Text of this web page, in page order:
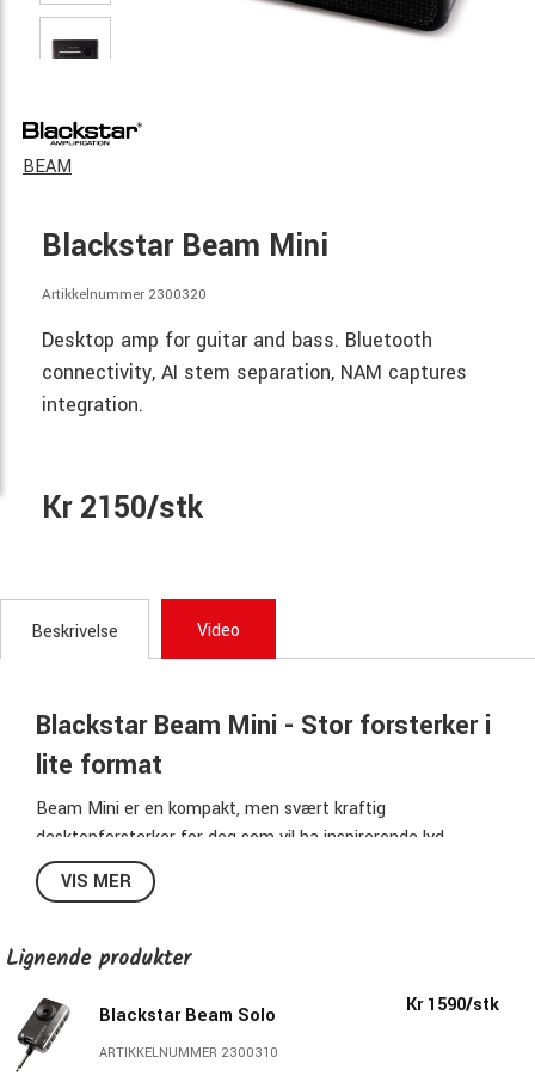
BEAM
Blackstar Beam Mini
Artikkelnummer 2300320
Desktop amp for guitar and bass. Bluetooth
connectivity, AI stem separation, NAM captures
integration.
Kr 2150/stk
Beskrivelse Video
Blackstar Beam Mini - Stor forsterker i
lite format
Beam Mini er en kompakt, men svært kraftig
desktopforsterker for deg som vil ha inspirerende lyd
hjemme, i øvingslokalet eller på farten. Den leverer en
responsiv, naturlig og punchy lyd for elektrisk gitar, bass og
forsterkerdesign og moderne AI‑drevet digital modellering i
Produktbeskrivelse
VIS MER
Lignende produkter
Blackstar Beam Solo
ARTIKKELNUMMER 2300310
Kr 1590/stk